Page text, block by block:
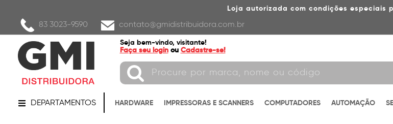
Loja autorizada com condições especiais
83 3023-9590 contato@gmidistribuidora.com.br
Seja bem-vindo, visitante!
Faça seu login ou Cadastre-se!
DEPARTAMENTOS HARDWARE IMPRESSORAS E SCANNERS COMPUTADORES AUTOMAÇÃO